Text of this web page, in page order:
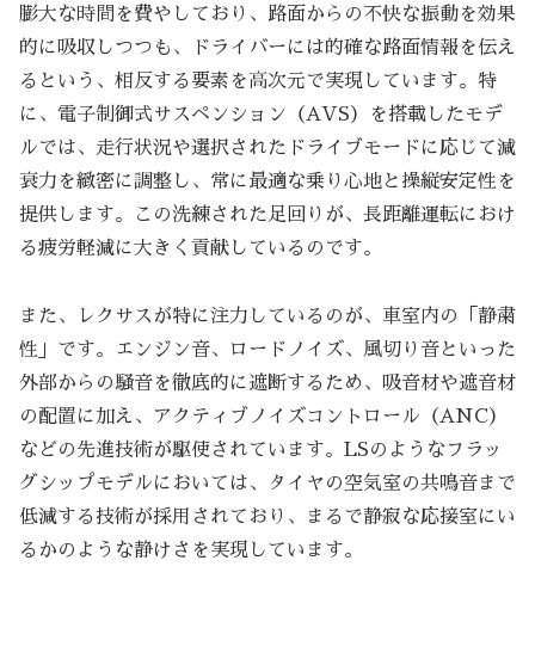
膨大な時間を費やしており、路面からの不快な振動を効果
的に吸収しつつも、ドライバーには的確な路面情報を伝え
るという、相反する要素を高次元で実現しています。特
に、電子制御式サスペンション（AVS）を搭載したモデ
ルでは、走行状況や選択されたドライブモードに応じて減
衰力を緻密に調整し、常に最適な乗り心地と操縦安定性を
提供します。この洗練された足回りが、長距離運転におけ
る疲労軽減に大きく貢献しているのです。
また、レクサスが特に注力しているのが、車室内の「静粛
性」です。エンジン音、ロードノイズ、風切り音といった
外部からの騒音を徹底的に遮断するため、吸音材や遮音材
の配置に加え、アクティブノイズコントロール（ANC）
などの先進技術が駆使されています。LSのようなフラッ
グシップモデルにおいては、タイヤの空気室の共鳴音まで
低減する技術が採用されており、まるで静寂な応接室にい
るかのような静けさを実現しています。